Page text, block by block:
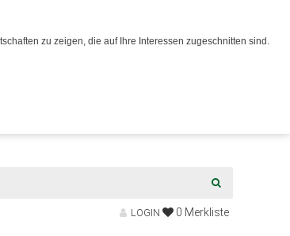
zu zeigen, die auf Ihre Interessen zugeschnitten sind.
LOGIN 0 Merkliste